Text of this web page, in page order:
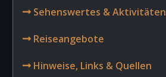
Sehenswertes & Aktivitäten
Reiseangebote
Hinweise, Links & Quellen